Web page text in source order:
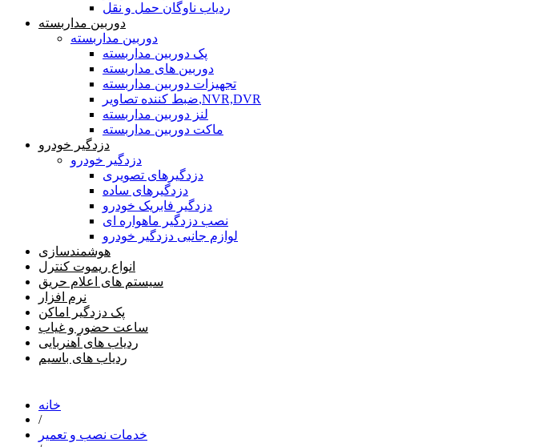
ردیاب ناوگان حمل و نقل
دوربین مداربسته
دوربین مداربسته
پک دوربین مداربسته
دوربین های مداربسته
تجهیزات دوربین مداربسته
ضبط کننده تصاویر,NVR,DVR
لنز دوربین مداربسته
ماکت دوربین مداربسته
دزدگیر خودرو
دزدگیر خودرو
دزدگیرهای تصویری
دزدگیرهای ساده
دزدگیر فابریک خودرو
نصب دزدگیر ماهواره ای
لوازم جانبی دزدگیر خودرو
هوشمندسازی
انواع ریموت کنترل
سیستم های اعلام حریق
نرم افزار
پک دزدگیر اماکن
ساعت حضور و غیاب
ردیاب های آهنربایی
ردیاب های باسیم
خانه
/
خدمات نصب و تعمیر